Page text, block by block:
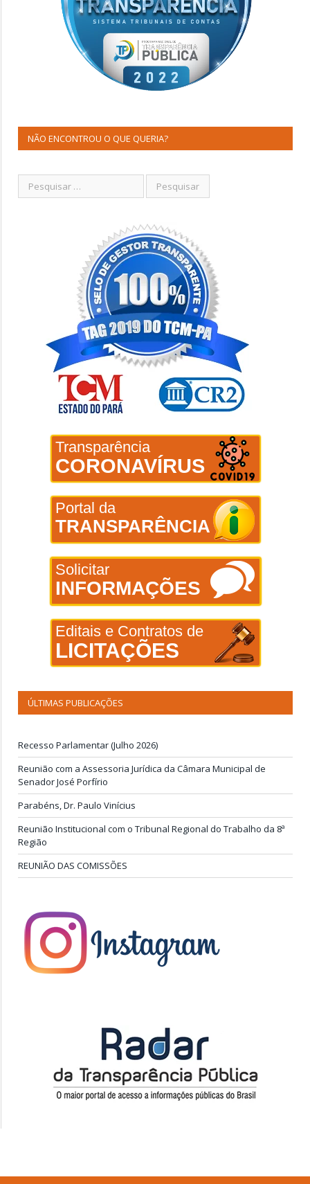
NÃO ENCONTROU O QUE QUERIA?
Transparência
CORONAVÍRUS
Portal da
TRANSPARÊNCIA
Solicitar
INFORMAÇÕES
Editais e Contratos de
LICITAÇÕES
ÚLTIMAS PUBLICAÇÕES
Recesso Parlamentar (Julho 2026)
Reunião com a Assessoria Jurídica da Câmara Municipal de
Senador José Porfírio
Parabéns, Dr. Paulo Vinícius
Reunião Institucional com o Tribunal Regional do Trabalho da 8ª
Região
REUNIÃO DAS COMISSÕES